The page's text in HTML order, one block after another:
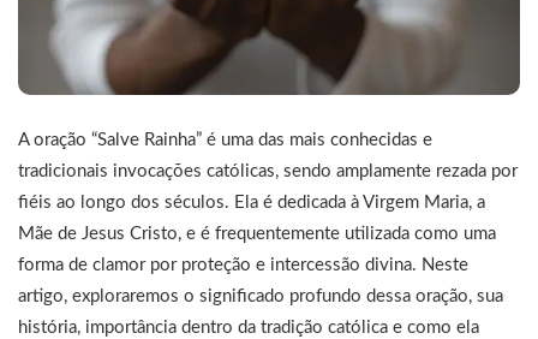
A oração “Salve Rainha” é uma das mais conhecidas e
tradicionais invocações católicas, sendo amplamente rezada por
fiéis ao longo dos séculos. Ela é dedicada à Virgem Maria, a
Mãe de Jesus Cristo, e é frequentemente utilizada como uma
forma de clamor por proteção e intercessão divina. Neste
artigo, exploraremos o significado profundo dessa oração, sua
história, importância dentro da tradição católica e como ela